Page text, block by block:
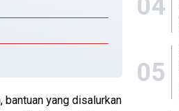
bantuan yang disalurkan
04
05